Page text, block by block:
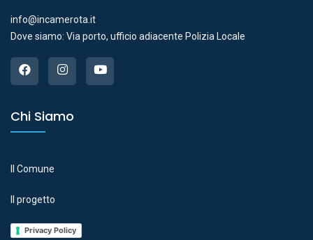
info@incamerota.it
Dove siamo: Via porto, ufficio adiacente Polizia Locale
Chi Siamo
Il Comune
Il progetto
Privacy Policy